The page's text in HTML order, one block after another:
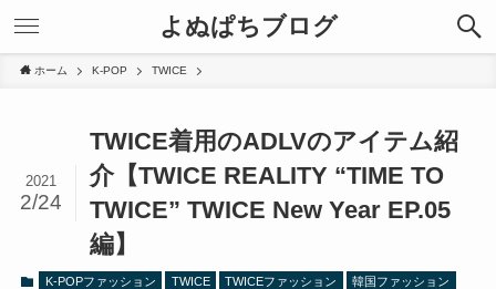
よぬぱちブログ
ホーム K-POP TWICE
TWICE着用のADLVのアイテム紹
介【TWICE REALITY “TIME TO
TWICE” TWICE New Year EP.05
編】
2021
2/24
K-POPファッション TWICE TWICEファッション 韓国ファッション